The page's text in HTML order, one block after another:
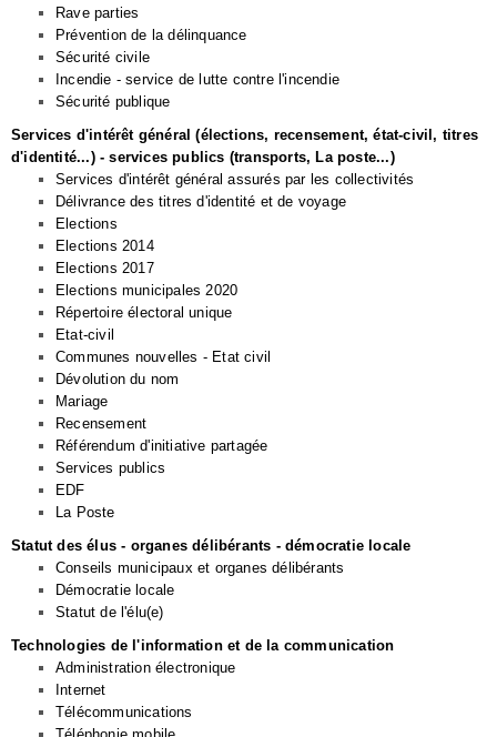
Rave parties
Prévention de la délinquance
Sécurité civile
Incendie - service de lutte contre l'incendie
Sécurité publique
Services d'intérêt général (élections, recensement, état-civil, titres
d'identité...) - services publics (transports, La poste...)
Services d'intérêt général assurés par les collectivités
Délivrance des titres d'identité et de voyage
Elections
Elections 2014
Elections 2017
Elections municipales 2020
Répertoire électoral unique
Etat-civil
Communes nouvelles - Etat civil
Dévolution du nom
Mariage
Recensement
Référendum d'initiative partagée
Services publics
EDF
La Poste
Statut des élus - organes délibérants - démocratie locale
Conseils municipaux et organes délibérants
Démocratie locale
Statut de l'élu(e)
Technologies de l'information et de la communication
Administration électronique
Internet
Télécommunications